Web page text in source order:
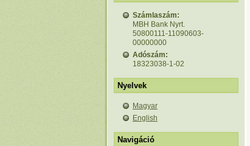
Számlaszám:
MBH Bank Nyrt.
50800111-11090603-
00000000
Adószám:
18323038-1-02
Nyelvek
Magyar
English
Navigáció